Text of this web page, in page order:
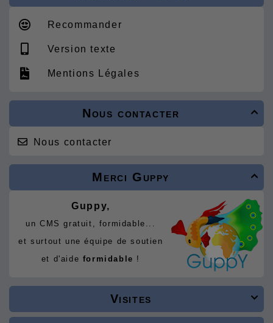
Recommander
Version texte
Mentions Légales

Nous contacter
Nous contacter

Merci Guppy
Guppy,
un CMS gratuit, formidable...
et surtout une équipe de soutien
et d'aide formidable !

Visites